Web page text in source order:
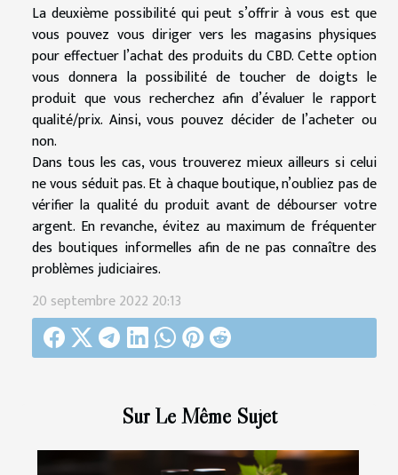
Sur Le Même Sujet
La deuxième possibilité qui peut s’offrir à vous est que
vous pouvez vous diriger vers les magasins physiques
pour effectuer l’achat des produits du CBD. Cette option
vous donnera la possibilité de toucher de doigts le
produit que vous recherchez afin d’évaluer le rapport
qualité/prix. Ainsi, vous pouvez décider de l’acheter ou
non.
Dans tous les cas, vous trouverez mieux ailleurs si celui
ne vous séduit pas. Et à chaque boutique, n’oubliez pas de
vérifier la qualité du produit avant de débourser votre
argent. En revanche, évitez au maximum de fréquenter
des boutiques informelles afin de ne pas connaître des
problèmes judiciaires.
20 septembre 2022 20:13